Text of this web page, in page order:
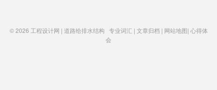
© 2026 工程设计网 | 道路给排水结构 专业词汇 | 文章归档 | 网站地图| 心得体
会